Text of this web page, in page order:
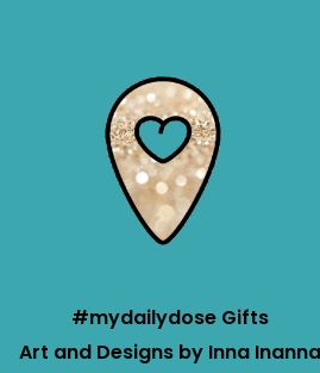
#mydailydose Gifts
Art and Designs by Inna Inanna